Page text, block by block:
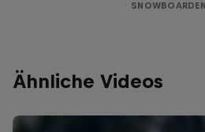
SNOWBOARDEN
Ähnliche Videos